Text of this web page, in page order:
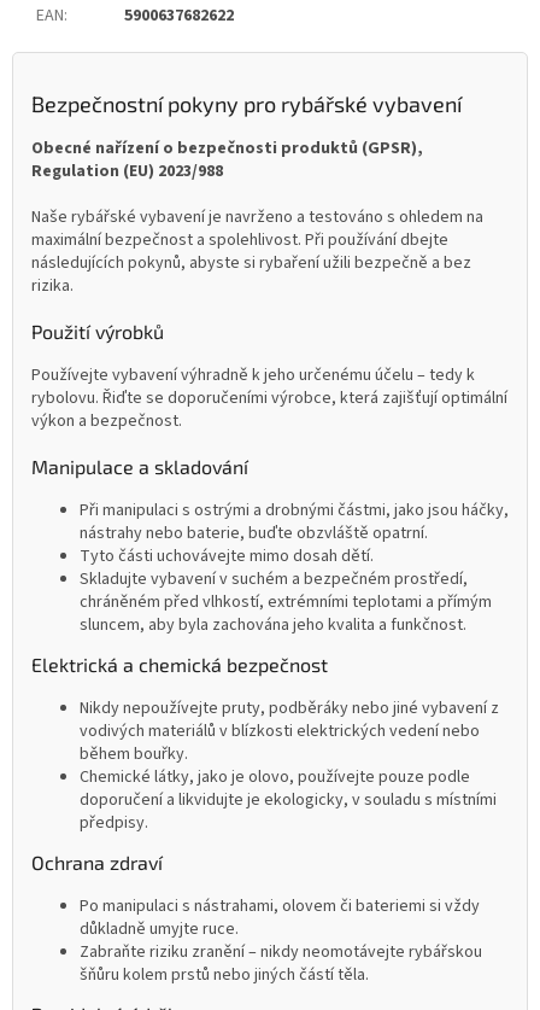
EAN: 5900637682622
Bezpečnostní pokyny pro rybářské vybavení
Obecné nařízení o bezpečnosti produktů (GPSR),
Regulation (EU) 2023/988
Naše rybářské vybavení je navrženo a testováno s ohledem na
maximální bezpečnost a spolehlivost. Při používání dbejte
následujících pokynů, abyste si rybaření užili bezpečně a bez
rizika.
Použití výrobků
Používejte vybavení výhradně k jeho určenému účelu – tedy k
rybolovu. Řiďte se doporučeními výrobce, která zajišťují optimální
výkon a bezpečnost.
Manipulace a skladování
Při manipulaci s ostrými a drobnými částmi, jako jsou háčky,
nástrahy nebo baterie, buďte obzvláště opatrní.
Tyto části uchovávejte mimo dosah dětí.
Skladujte vybavení v suchém a bezpečném prostředí,
chráněném před vlhkostí, extrémními teplotami a přímým
sluncem, aby byla zachována jeho kvalita a funkčnost.
Elektrická a chemická bezpečnost
Nikdy nepoužívejte pruty, podběráky nebo jiné vybavení z
vodivých materiálů v blízkosti elektrických vedení nebo
během bouřky.
Chemické látky, jako je olovo, používejte pouze podle
doporučení a likvidujte je ekologicky, v souladu s místními
předpisy.
Ochrana zdraví
Po manipulaci s nástrahami, olovem či bateriemi si vždy
důkladně umyjte ruce.
Zabraňte riziku zranění – nikdy neomotávejte rybářskou
šňůru kolem prstů nebo jiných částí těla.